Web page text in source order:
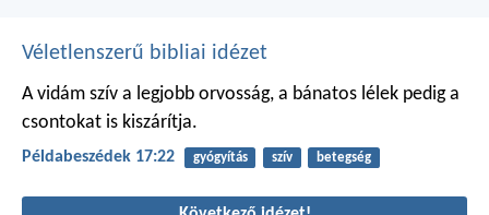
Véletlenszerű bibliai idézet
A vidám szív a legjobb orvosság, a bánatos lélek pediga
csontokat is kiszárítja.
Példabeszédek 17:22 gyógyítás szív betegség